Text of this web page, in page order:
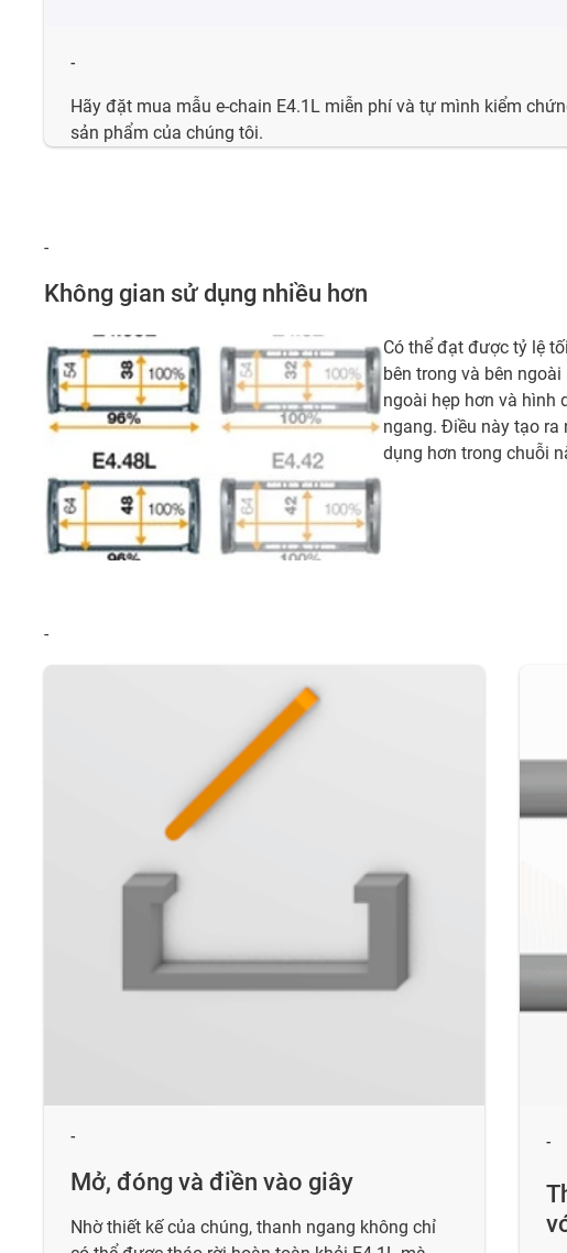
-
Hãy đặt mua mẫu e-chain E4.1L miễn phí và tự mình kiểm
sản phẩm của chúng tôi.
-
Không gian sử dụng nhiều hơn
Có thể đạt được tỷ lệ
bên trong và bên
ngoài hẹp hơn và hình
ngang. Điều này tạo ra
dụng hơn trong chuỗi
-
-
Mở, đóng và điền vào giây
Nhờ thiết kế của chúng, thanh ngang không chỉ
-